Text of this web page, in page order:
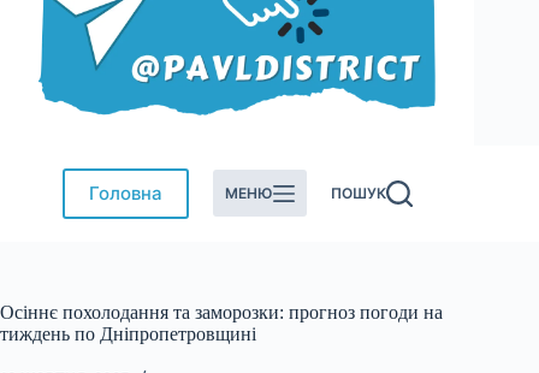
Головна МЕНЮ ПОШУК
Осіннє похолодання та заморозки: прогноз погоди на
тиждень по Дніпропетровщині